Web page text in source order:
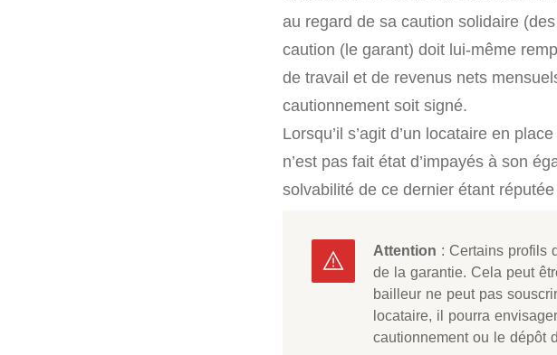
au regard de sa caution solidaire
caution (le garant) doit lui-même
de travail et de revenus nets
cautionnement soit signé.
Lorsqu’il s’agit d’un locataire en
n’est pas fait état d’impayés à son
solvabilité de ce dernier étant
Attention : Certains profils
de la garantie. Cela peut
bailleur ne peut pas
locataire, il pourra
cautionnement ou le dépôt